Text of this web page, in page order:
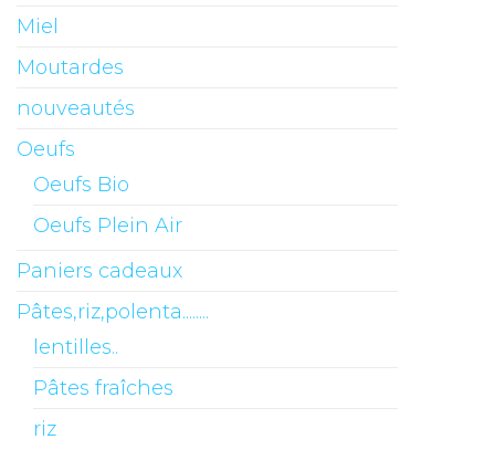
Miel
Moutardes
nouveautés
Oeufs
Oeufs Bio
Oeufs Plein Air
Paniers cadeaux
Pâtes,riz,polenta........
lentilles..
Pâtes fraîches
riz